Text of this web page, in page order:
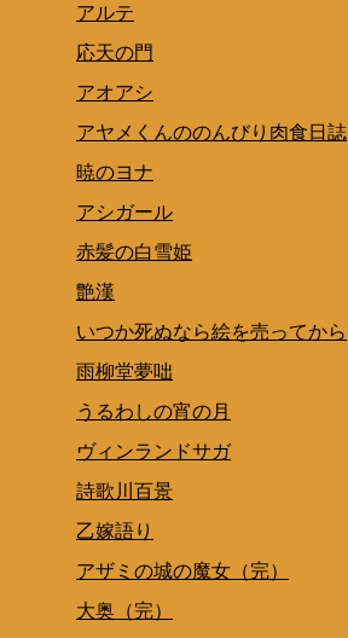
アルテ
応天の門
アオアシ
アヤメくんののんびり肉食日誌
暁のヨナ
アシガール
赤髪の白雪姫
艶漢
いつか死ぬなら絵を売ってから
雨柳堂夢咄
うるわしの宵の月
ヴィンランドサガ
詩歌川百景
乙嫁語り
アザミの城の魔女（完）
大奥（完）